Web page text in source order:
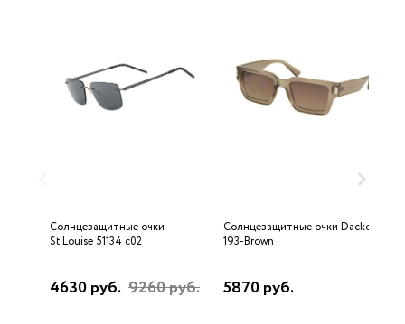
Солнцезащитные очки
St.Louise 51134 c02
4630 руб. 9260 руб.
Солнцезащитные очки Dackor
193-Brown
5870 руб.